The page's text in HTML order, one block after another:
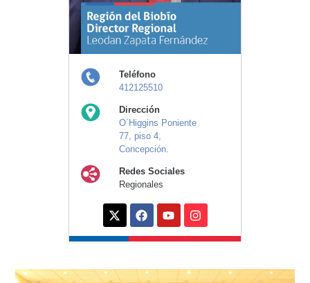
Teléfono
412125510
Dirección
O´Higgins Poniente
77, piso 4,
Concepción.
Redes Sociales
Regionales